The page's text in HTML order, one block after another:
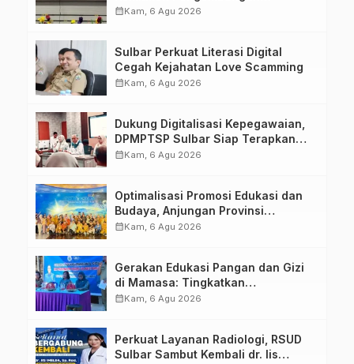
Kompetensi ASN melalui
calendar_monthKam, 6 Agu 2026
Sulbar Perkuat Literasi Digital
Cegah Kejahatan Love Scamming
calendar_monthKam, 6 Agu 2026
Dukung Digitalisasi Kepegawaian,
DPMPTSP Sulbar Siap Terapkan
Aplikasi FLEKSI ASN
calendar_monthKam, 6 Agu 2026
Optimalisasi Promosi Edukasi dan
Budaya, Anjungan Provinsi
Sulawesi Barat Perkuat Kolaborasi
calendar_monthKam, 6 Agu 2026
Gerakan Edukasi Pangan dan Gizi
di Mamasa: Tingkatkan
Pengetahuan dan Keterampilan
calendar_monthKam, 6 Agu 2026
Perkuat Layanan Radiologi, RSUD
Sulbar Sambut Kembali dr. Iis